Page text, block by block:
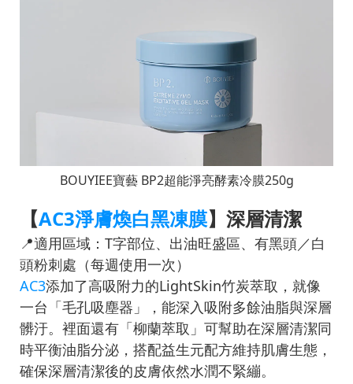
BOUYIEE寶藝 BP2超能淨亮酵素冷膜250g
【AC3淨膚煥白黑凍膜】深層清潔
📍適用區域：T字部位、出油旺盛區、有黑頭／白
頭粉刺處（每週使用一次）
AC3添加了高吸附力的LightSkin竹炭萃取，就像
一台「毛孔吸塵器」，能深入吸附多餘油脂與深層
髒汙。裡面還有「柳蘭萃取」可幫助在深層清潔同
時平衡油脂分泌，搭配益生元配方維持肌膚生態，
確保深層清潔後的皮膚依然水潤不緊繃。